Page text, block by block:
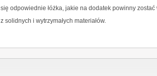
się odpowiednie łóżka, jakie na dodatek powinny zostać
z solidnych i wytrzymałych materiałów.